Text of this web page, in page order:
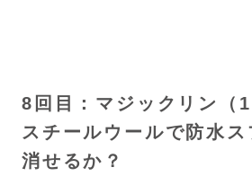
8回目：マジックリン（
スチールウールで防水ス
消せるか？